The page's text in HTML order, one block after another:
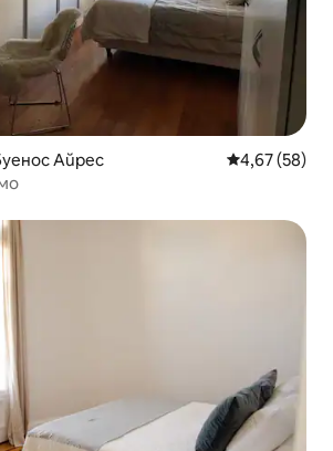
Айрес Средна
4,67 (58)